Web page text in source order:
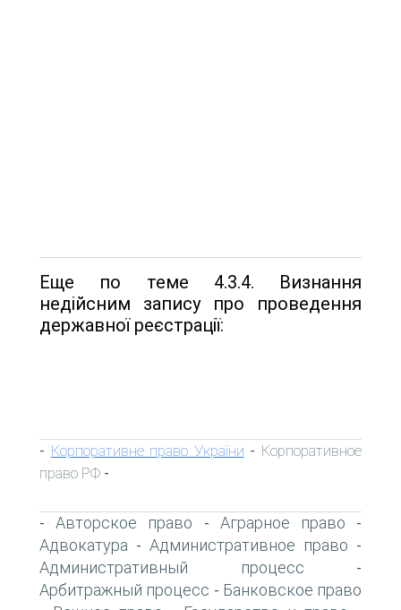
Еще по теме 4.3.4. Визнання
недійсним запису про проведення
державної реєстрації:
- Корпоративне право України - Корпоративное
право РФ -
-Авторское право - Аграрное право -
Адвокатура - Административное право -
Административный процесс -
Арбитражный процесс - Банковское право